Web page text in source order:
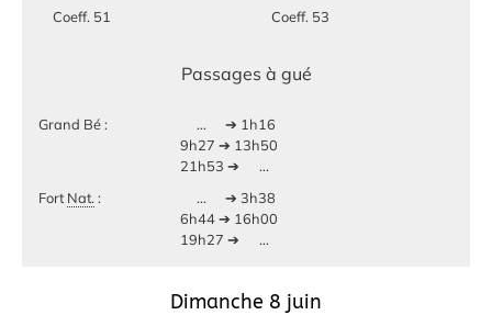
Coeff. 51
Coeff. 53
Passages à gué
Grand Bé : ...
➔ 1h16
9h27 ➔ 13h50
21h53 ➔
...
Fort Nat. : ...
➔ 3h38
6h44 ➔ 16h00
19h27 ➔
...
Dimanche 8 juin